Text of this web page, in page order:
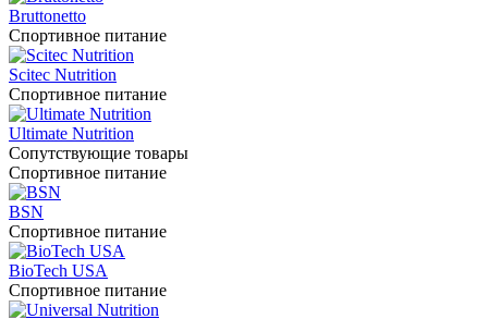
Bruttonetto
Спортивное питание
Scitec Nutrition
Спортивное питание
Ultimate Nutrition
Сопутствующие товары
Спортивное питание
BSN
Спортивное питание
BioTech USA
Спортивное питание